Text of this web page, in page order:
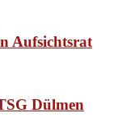
Aufsichtsrat
Dülmen